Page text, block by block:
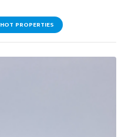
HOT PROPERTIES